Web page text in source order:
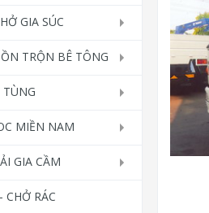
GIA SÚC
TRỘN BÊ TÔNG
MIỀN NAM
GIA CẦM
CHỞ RÁC